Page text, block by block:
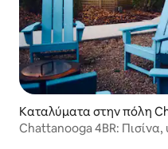
Καταλύματα στην πόλη
Chattanooga 4BR: Πισίνα,